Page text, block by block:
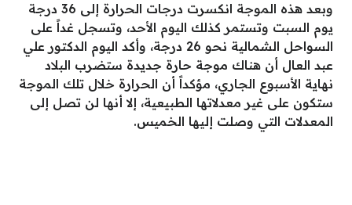
وبعد هذه الموجة انكسرت درجات الحرارة إلى 36 درجة
يوم السبت وتستمر كذلك اليوم الأحد، وتسجل غداً على
السواحل الشمالية نحو 26 درجة، وأكد اليوم الدكتور علي
عبد العال أن هناك موجة حارة جديدة ستضرب البلاد
نهاية الأسبوع الجاري، مؤكداً أن الحرارة خلال تلك الموجة
ستكون على غير معدلاتها الطبيعية، إلا أنها لن تصل إلى
المعدلات التي وصلت إليها الخميس.